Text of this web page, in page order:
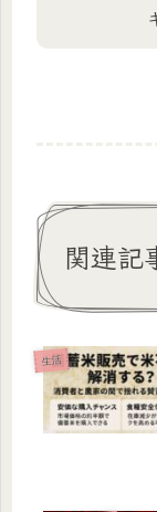
関連記
生活